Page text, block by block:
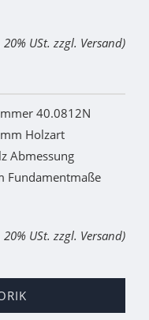
USt. zzgl. Versand)
40.0812N
Holzart
Abmessung
Fundamentmaße
USt. zzgl. Versand)